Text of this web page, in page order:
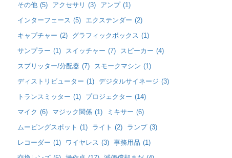
その他 (5) アクセサリ (3) アンプ (1)
インターフェース (5) エクステンダー (2)
キャプチャー (2) グラフィックボックス (1)
サンプラー (1) スイッチャー (7) スピーカー (4)
スプリッター/分配器 (7) スモークマシン (1)
ディストリビューター (1) デジタルサイネージ (3)
トランスミッター (1) プロジェクター (14)
マイク (6) マジック関係 (1) ミキサー (6)
ムービングスポット (1) ライト (2) ランプ (3)
レコーダー (1) ワイヤレス (3) 事務用品 (1)